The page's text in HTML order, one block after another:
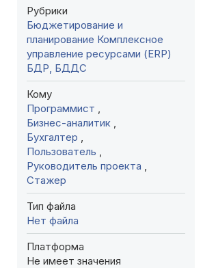
Рубрики
Бюджетирование и
планирование Комплексное
управление ресурсами (ERP)
БДР, БДДС
Кому
Программист
Бизнес-аналитик
Бухгалтер
Пользователь
Руководитель проекта
Стажер
Тип файла
Нет файла
Платформа
Не имеет значения